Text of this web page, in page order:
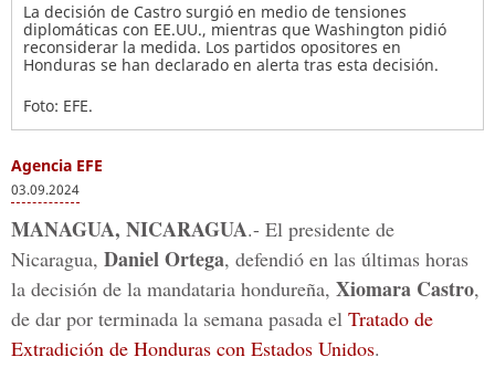
La decisión de Castro surgió en medio de tensiones
diplomáticas con EE.UU., mientras que Washington pidió
reconsiderar la medida. Los partidos opositores en
Honduras se han declarado en alerta tras esta decisión.
Foto: EFE.
Agencia EFE
03.09.2024
MANAGUA, NICARAGUA.- El presidente de
Nicaragua, Daniel Ortega, defendió en las últimas horas
la decisión de la mandataria hondureña, Xiomara Castro,
de dar por terminada la semana pasada el Tratado de
Extradición de Honduras con Estados Unidos.